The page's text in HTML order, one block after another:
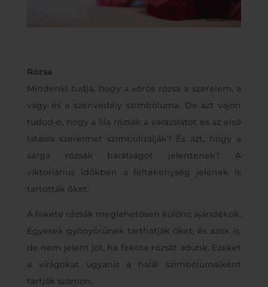
Rózsa
Mindenki tudja, hogy a vörös rózsa a szerelem, a
vágy és a szenvedély szimbóluma. De azt vajon
tudod-e, hogy a lila rózsák a varázslatot és az első
látásra szerelmet szimbolizálják? És azt, hogy a
sárga rózsák barátságot jelentenek? A
viktoriánus időkben a féltékenység jelének is
tartották őket.
A fekete rózsák meglehetősen különc ajándékok.
Egyesek gyönyörűnek tarthatják őket, és azok is,
de nem jelent jót, ha fekete rózsát adunk. Ezeket
a virágokat ugyanis a halál szimbólumaiként
tartják számon.